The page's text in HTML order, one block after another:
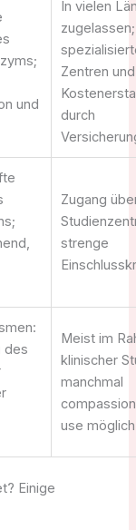
und
In vielen
Zentren und
durch
Zugang
strenge
des
Meist im
klinischer
manchmal
use
Einige